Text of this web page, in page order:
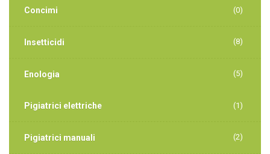
Concimi (0)
Insetticidi (8)
Enologia (5)
Pigiatrici elettriche (1)
Pigiatrici manuali (2)